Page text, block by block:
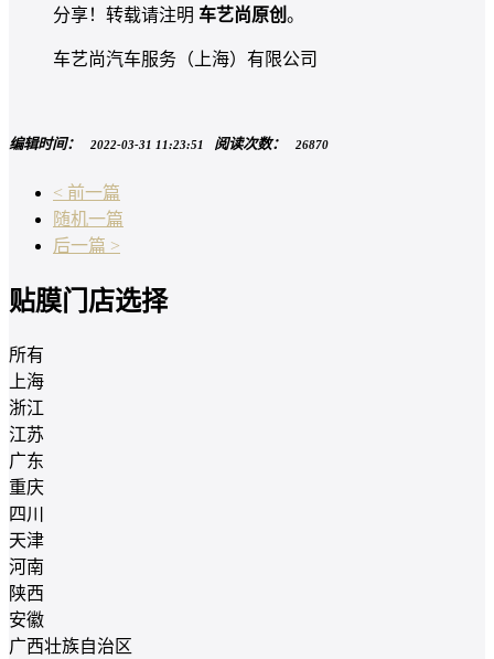
分享！转载请注明 车艺尚原创 。
车艺尚汽车服务（上海）有限公司
编辑时间： 2022-03-31 11:23:51 阅读次数： 26870
< 前一篇
随机一篇
后一篇 >
贴膜门店选择
所有
上海
浙江
江苏
广东
重庆
四川
天津
河南
陕西
安徽
广西壮族自治区